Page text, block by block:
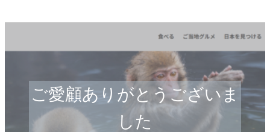
ご愛顧ありがとうございま
した